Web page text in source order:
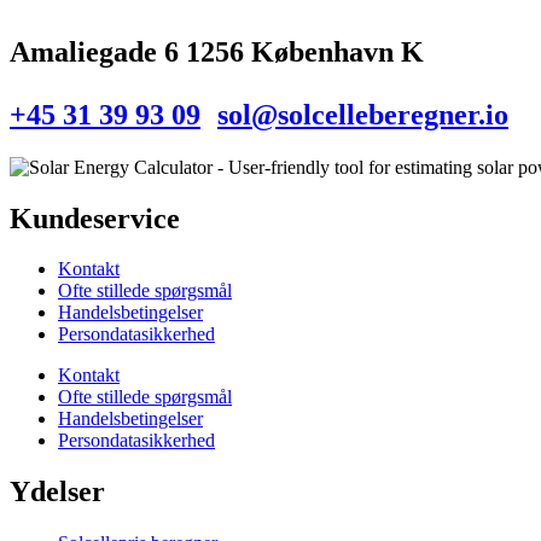
Amaliegade 6 1256 København K
+45 31 39 93 09 sol@solcelleberegner.io
Kundeservice
Kontakt
Ofte stillede spørgsmål
Handelsbetingelser
Persondatasikkerhed
Kontakt
Ofte stillede spørgsmål
Handelsbetingelser
Persondatasikkerhed
Ydelser